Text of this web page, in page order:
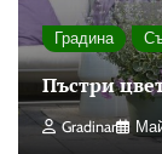
Градина
Пъстри
Gradinar